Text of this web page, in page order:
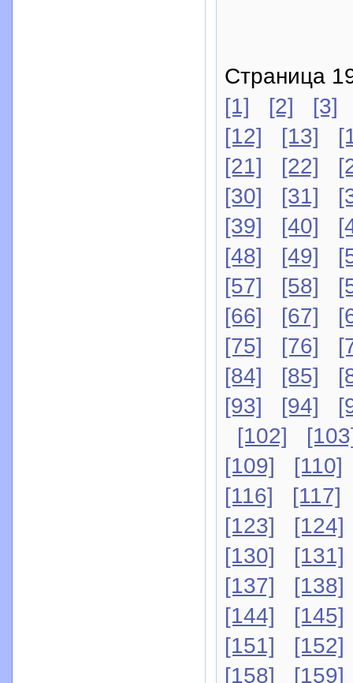
Страница
[1]
[2]
[3]
[12]
[13]
[21]
[22]
[30]
[31]
[39]
[40]
[48]
[49]
[57]
[58]
[66]
[67]
[75]
[76]
[84]
[85]
[93]
[94]
[102]
[109]
[110]
[116]
[117]
[123]
[124]
[130]
[131]
[137]
[138]
[144]
[145]
[151]
[152]
[158]
[159]